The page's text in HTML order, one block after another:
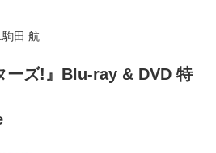
田 航
ーズ!』Blu-ray & DVD 特